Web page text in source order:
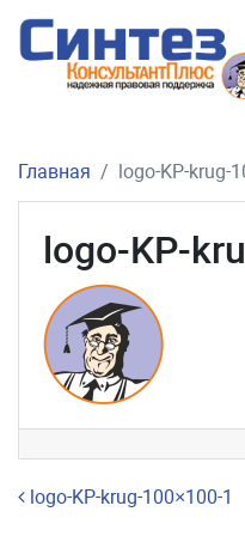
Главная logo-KP-krug-
logo-KP-
Навигация по
logo-KP-krug-100×100-1